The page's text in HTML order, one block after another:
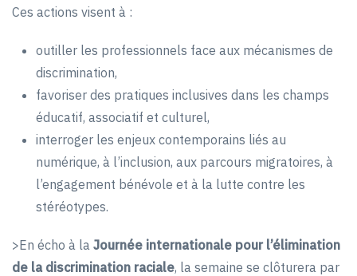
Ces actions visent à :
outiller les professionnels face aux mécanismes de
discrimination,
favoriser des pratiques inclusives dans les champs
éducatif, associatif et culturel,
interroger les enjeux contemporains liés au
numérique, à l’inclusion, aux parcours migratoires, à
l’engagement bénévole et à la lutte contre les
stéréotypes.
>En écho à la Journée internationale pour l’élimination
de la discrimination raciale, la semaine se clôturera par